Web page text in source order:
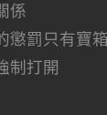
係
懲罰只有寶
制打開